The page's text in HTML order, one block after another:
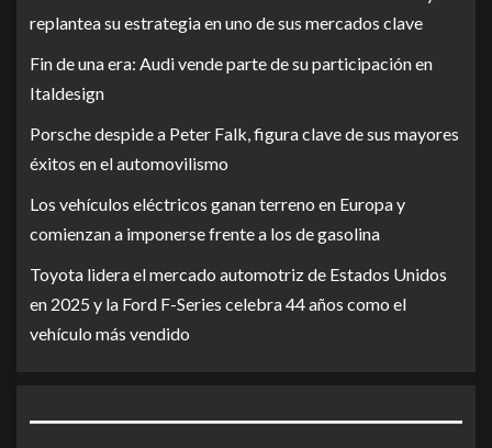
replantea su estrategia en uno de sus mercados clave
Fin de una era: Audi vende parte de su participación en
Italdesign
Porsche despide a Peter Falk, figura clave de sus mayores
éxitos en el automovilismo
Los vehículos eléctricos ganan terreno en Europa y
comienzan a imponerse frente a los de gasolina
Toyota lidera el mercado automotriz de Estados Unidos
en 2025 y la Ford F-Series celebra 44 años como el
vehículo más vendido